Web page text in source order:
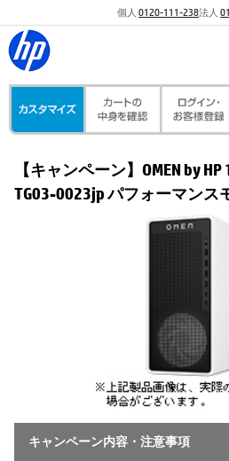
個人 0120-111-238法人
【キャンペーン】OMEN by
TG03-0023jp パフォーマンス
キャンペーン内容・注意事項